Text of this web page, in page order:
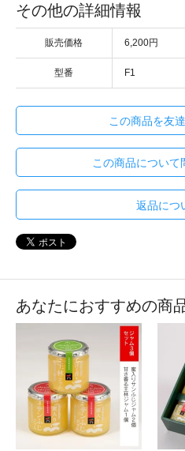
その他の詳細情報
販売価格 6,200円
型番 F1
この商品を友
この商品について
返品につ
あなたにおすすめの商